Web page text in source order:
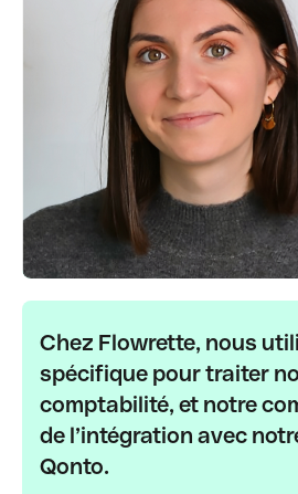
Chez Flowrette, nous
spécifique pour traiter
comptabilité, et notre
de l’intégration avec
Qonto.